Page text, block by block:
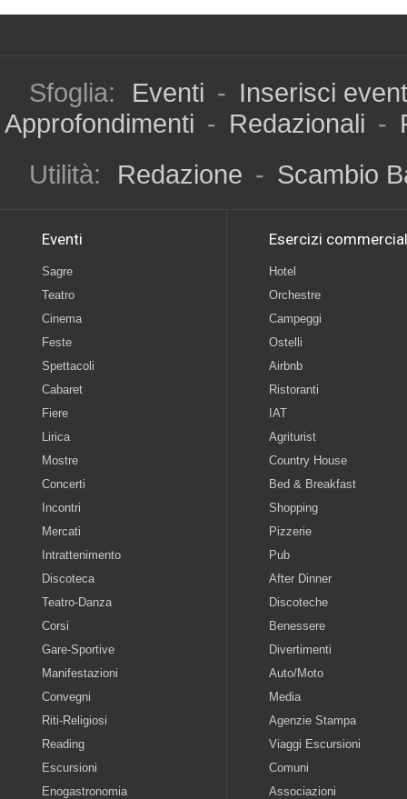
Sfoglia: Eventi - Inserisci
Approfondimenti - Redazionali -
Utilità:
Redazione - Scambio
Eventi
Sagre
Teatro
Cinema
Feste
Spettacoli
Cabaret
Fiere
Lirica
Mostre
Concerti
Incontri
Mercati
Intrattenimento
Discoteca
Teatro-Danza
Corsi
Gare-Sportive
Manifestazioni
Convegni
Riti-Religiosi
Reading
Escursioni
Enogastronomia
Esercizi
Hotel
Orchestre
Campeggi
Ostelli
Airbnb
Ristoranti
IAT
Agriturist
Country House
Bed & Breakfast
Shopping
Pizzerie
Pub
After Dinner
Discoteche
Benessere
Divertimenti
Auto/Moto
Media
Agenzie Stampa
Viaggi Escursioni
Comuni
Associazioni